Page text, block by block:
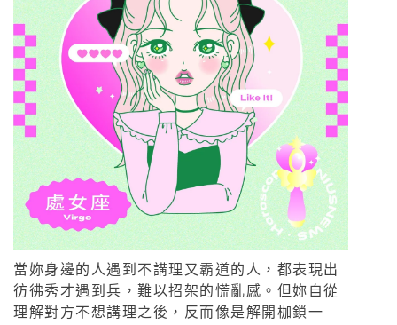
當妳身邊的人遇到不講理又霸道的人，都表現出
彷彿秀才遇到兵，難以招架的慌亂感。但妳自從
理解對方不想講理之後，反而像是解開枷鎖一